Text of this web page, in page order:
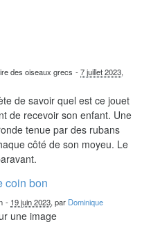
des oiseaux grecs -7 juillet 2023,
de savoir quel est ce jouet
de recevoir son enfant. Une
tenue par des rubans
côté de son moyeu. Le
coin bon
- 19 juin 2023, par Dominique
une image